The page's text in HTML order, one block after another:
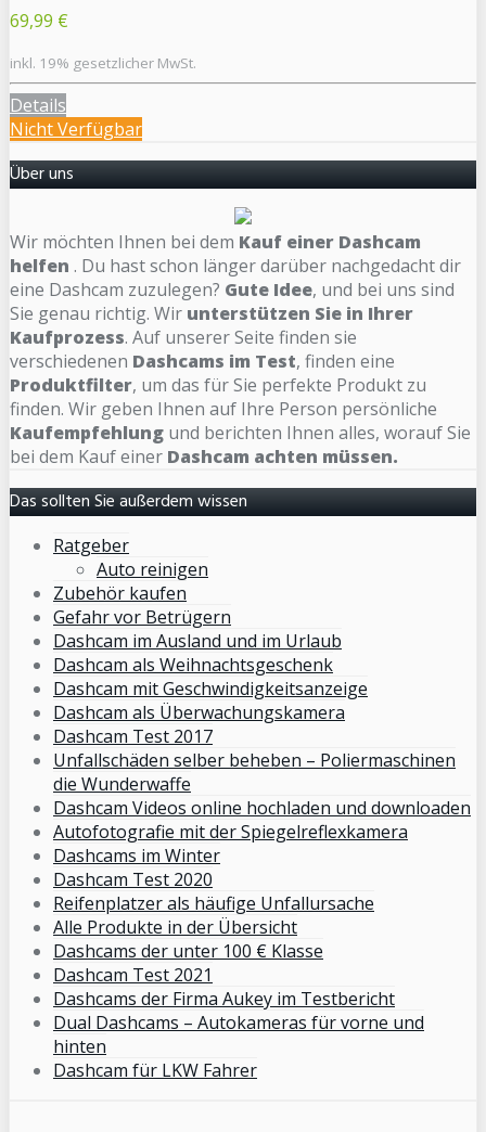
69,99 €
inkl. 19% gesetzlicher MwSt.
Details
Nicht Verfügbar
Über uns
Wir möchten Ihnen bei dem Kauf einer Dashcam
helfen . Du hast schon länger darüber nachgedacht dir
eine Dashcam zuzulegen? Gute Idee, und bei uns sind
Sie genau richtig. Wir unterstützen Sie in Ihrer
Kaufprozess. Auf unserer Seite finden sie
verschiedenen Dashcams im Test, finden eine
Produktfilter, um das für Sie perfekte Produkt zu
finden. Wir geben Ihnen auf Ihre Person persönliche
Kaufempfehlung und berichten Ihnen alles, worauf Sie
bei dem Kauf einer Dashcam achten müssen.
Das sollten Sie außerdem wissen
Ratgeber
Auto reinigen
Zubehör kaufen
Gefahr vor Betrügern
Dashcam im Ausland und im Urlaub
Dashcam als Weihnachtsgeschenk
Dashcam mit Geschwindigkeitsanzeige
Dashcam als Überwachungskamera
Dashcam Test 2017
Unfallschäden selber beheben – Poliermaschinen
die Wunderwaffe
Dashcam Videos online hochladen und downloaden
Autofotografie mit der Spiegelreflexkamera
Dashcams im Winter
Dashcam Test 2020
Reifenplatzer als häufige Unfallursache
Alle Produkte in der Übersicht
Dashcams der unter 100 € Klasse
Dashcam Test 2021
Dashcams der Firma Aukey im Testbericht
Dual Dashcams – Autokameras für vorne und
hinten
Dashcam für LKW Fahrer